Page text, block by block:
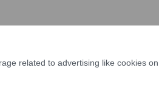
related to advertising like cookies on
και Θεσσαλία».